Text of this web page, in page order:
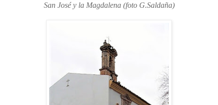
San José y la Magdalena (foto G.Saldaña)